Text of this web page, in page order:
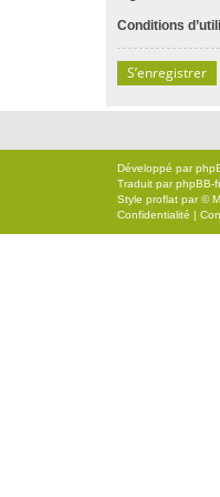
Conditions
S’enregistrer
Développé par
Traduit parphpBB-
Style proflat par ©
Confidentialité |